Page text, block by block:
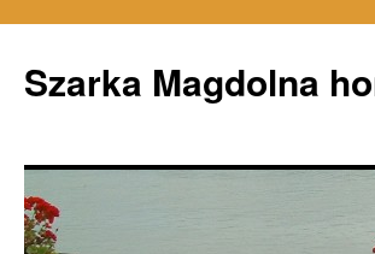
Szarka Magdolna